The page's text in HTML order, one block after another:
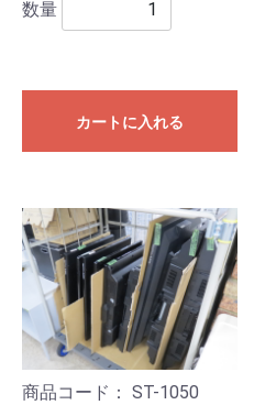
数量
カートに入れる
商品コード： ST-1050